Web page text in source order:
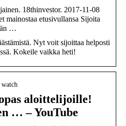
18thinvestor. 2017-11-08
mainostaa etusivullansa Sijoita
…
Nyt voit sijoittaa helposti
Kokeile vaikka heti!
aloittelijoille!
… – YouTube